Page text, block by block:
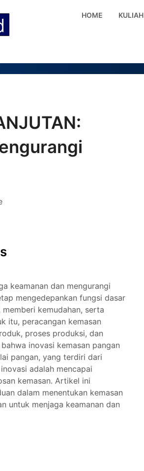
HOME KULIAH
keamanan dan mengurangi
mengedepankan fungsi dasar
kemudahan, serta
itu, peracangan kemasan
proses produksi, dan
inovasi kemasan pangan
pangan, yang terdiri dari
adalah mencapai
kemasan. Artikel ini
dalam menentukan kemasan
untuk menjaga keamanan dan